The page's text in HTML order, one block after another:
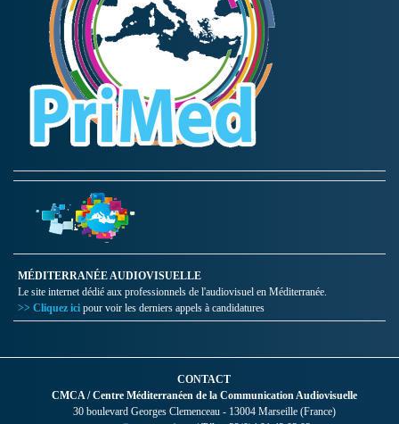
MÉDITERRANÉE AUDIOVISUELLE
Le site internet dédié aux professionnels de l'audiovisuel en Méditerranée.
>> Cliquez ici pour voir les derniers appels à candidatures
CONTACT
CMCA / Centre Méditerranéen de la Communication Audiovisuelle
30 boulevard Georges Clemenceau - 13004 Marseille (France)